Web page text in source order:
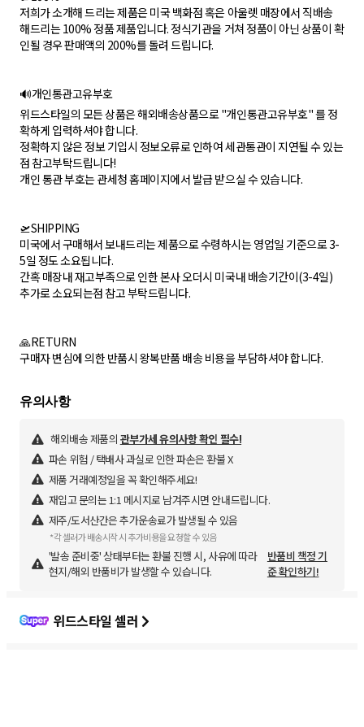
저희가 소개해 드리는 제품은 미국 백화점 혹은 아울렛 매장에서 직배송
해드리는 100% 정품 제품입니다. 정식기관을 거쳐 정품이 아닌 상품이 확
인될 경우 판매액의 200%를 돌려 드립니다.
🔊개인통관고유부호
위드스타일의 모든 상품은 해외배송상품으로 "개인통관고유부호" 를 정
확하게 입력하셔야 합니다.
정확하지 않은 정보 기입시 정보오류로 인하여 세관통관이 지연될 수 있는
점 참고부탁드립니다!
개인 통관 부호는 관세청 홈페이지에서 발급 받으실 수 있습니다.
🛫SHIPPING
미국에서 구매해서 보내드리는 제품으로 수령하시는 영업일 기준으로 3-
5일 정도 소요됩니다.
간혹 매장내 재고부족으로 인한 본사 오더시 미국내 배송기간이(3-4일)
추가로 소요되는점 참고 부탁드립니다.
🙏RETURN
구매자 변심에 의한 반품시 왕복반품 배송 비용을 부담하셔야 합니다.
유의사항
해외배송 제품의 관부가세 유의사항 확인 필수!
파손 위험 / 택배사 과실로 인한 파손은 환불 X
제품 거래예정일을 꼭 확인해주세요!
재입고 문의는 1:1 메시지로 남겨주시면 안내드립니다.
제주/도서산간은 추가운송료가 발생될 수 있음
*각 셀러가 배송시작 시 추가비용을 요청할 수 있음
'발송 준비중' 상태부터는 환불 진행 시, 사유에 따라
현지/해외 반품비가 발생할 수 있습니다.
반품비 책정 기
준 확인하기!
위드스타일 셀러